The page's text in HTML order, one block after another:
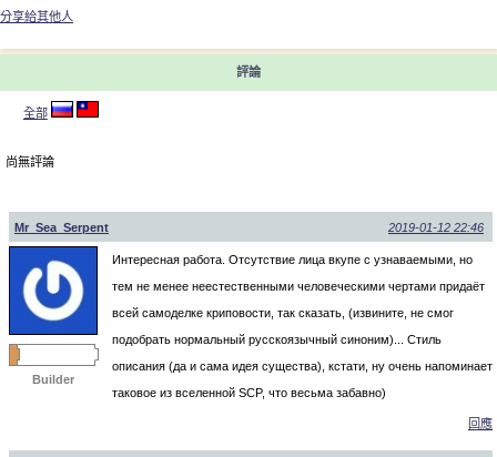
分享給其他人
評論
全部
尚無評論
Mr_Sea_Serpent 2019-01-12 22:46
Builder
Интересная работа. Отсутствие лица вкупе с узнаваемыми, но
тем не менее неестественными человеческими чертами придаёт
всей самоделке криповости, так сказать, (извините, не смог
подобрать нормальный русскоязычный синоним)... Стиль
описания (да и сама идея существа), кстати, ну очень напоминает
таковое из вселенной SCP, что весьма забавно)
回應